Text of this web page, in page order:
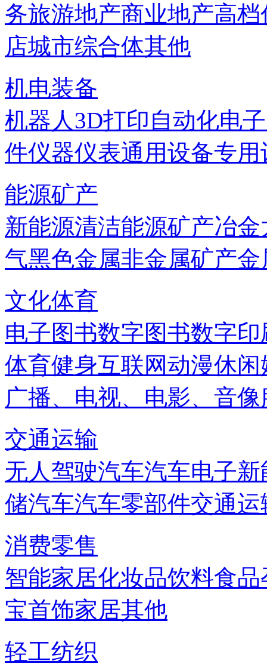
务旅游地产商业地产高档
店城市综合体其他
机电装备
机器人3D打印自动化电
件仪器仪表通用设备专用
能源矿产
新能源清洁能源矿产冶金
气黑色金属非金属矿产金
文化体育
电子图书数字图书数字印
体育健身互联网动漫休闲
广播、电视、电影、音像
交通运输
无人驾驶汽车汽车电子新
储汽车汽车零部件交通
消费零售
智能家居化妆品饮料食品
宝首饰家居其他
轻工纺织